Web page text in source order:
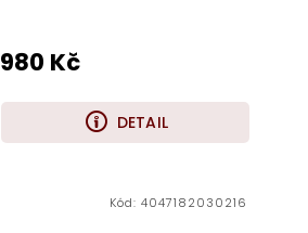
980 Kč
DETAIL
Kód: 4047182030216